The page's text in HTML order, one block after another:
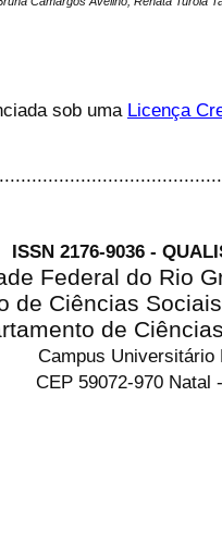
sob uma Licença
ISSN 2176-9036 -
Federal do Rio
de Ciências
de
Campus Universitário
CEP 59072-970 Natal